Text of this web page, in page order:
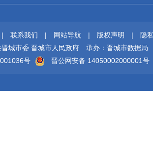
| 联系我们 | 网站导航 | 版权声明 |
隐
城市委 晋城市人民政府
承办：晋城市数据局
号
晋公网安备 14050002000001号